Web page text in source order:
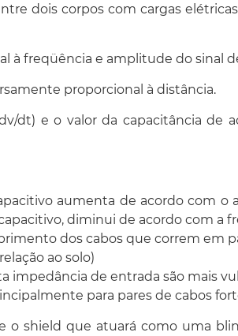
dois corpos com cargas
à freqüência e amplitude do sinal
proporcional à distância.
dt) e o valor da capacitância de
aumenta de acordo com o
diminui de acordo com a
dos cabos que correm em
ao solo)
impedância de entrada são mais
para pares de cabos
shield que atuará como uma